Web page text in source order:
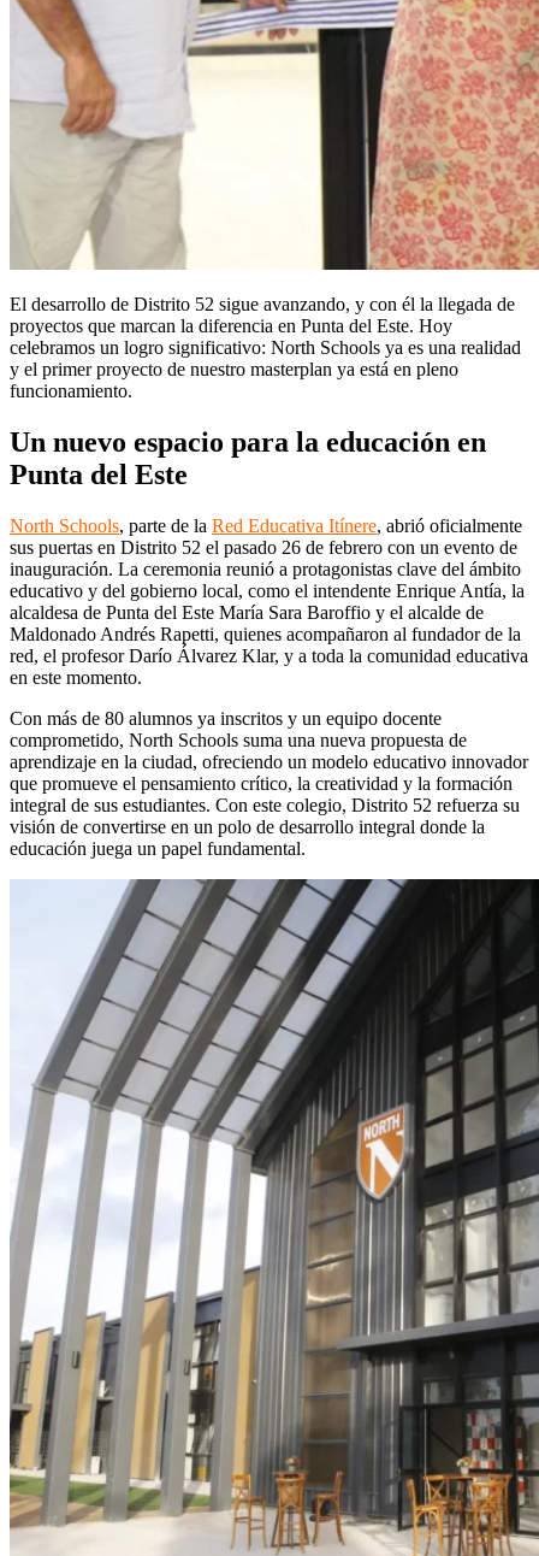
El desarrollo de Distrito 52 sigue avanzando, y con él la llegada de
proyectos que marcan la diferencia en Punta del Este. Hoy
celebramos un logro significativo: North Schools ya es una realidad
y el primer proyecto de nuestro masterplan ya está en pleno
funcionamiento.
Un nuevo espacio para la educación en
Punta del Este
North Schools, parte de la Red Educativa Itínere, abrió oficialmente
sus puertas en Distrito 52 el pasado 26 de febrero con un evento de
inauguración. La ceremonia reunió a protagonistas clave del ámbito
educativo y del gobierno local, como el intendente Enrique Antía, la
alcaldesa de Punta del Este María Sara Baroffio y el alcalde de
Maldonado Andrés Rapetti, quienes acompañaron al fundador de la
red, el profesor Darío Álvarez Klar, y a toda la comunidad educativa
en este momento.
Con más de 80 alumnos ya inscritos y un equipo docente
comprometido, North Schools suma una nueva propuesta de
aprendizaje en la ciudad, ofreciendo un modelo educativo innovador
que promueve el pensamiento crítico, la creatividad y la formación
integral de sus estudiantes. Con este colegio, Distrito 52 refuerza su
visión de convertirse en un polo de desarrollo integral donde la
educación juega un papel fundamental.